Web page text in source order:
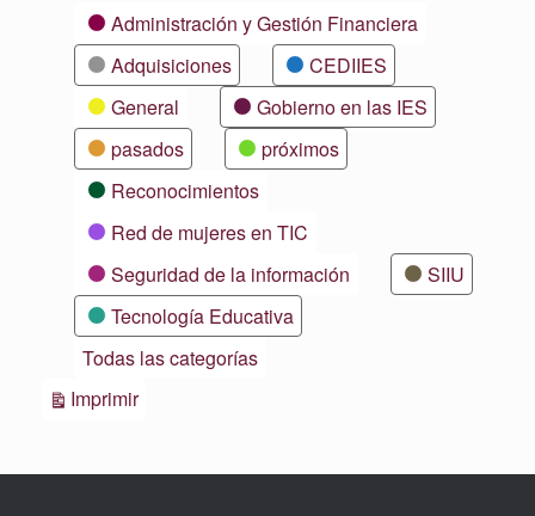
CategoríasAdministración y Gestión Financiera
Adquisiciones
CEDIIES
General
Gobierno en las IES
pasados
próximos
Reconocimientos
Red de mujeres en TIC
Seguridad de la información
SIIU
Tecnología Educativa
Todas las categorías
ImprimirVistas